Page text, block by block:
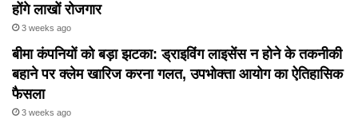
होंगे लाखों रोजगार
3 weeks ago
बीमा कंपनियों को बड़ा झटका: ड्राइविंग लाइसेंस न होने के तकनीकी
बहाने पर क्लेम खारिज करना गलत, उपभोक्ता आयोग का ऐतिहासिक
फैसला
3 weeks ago